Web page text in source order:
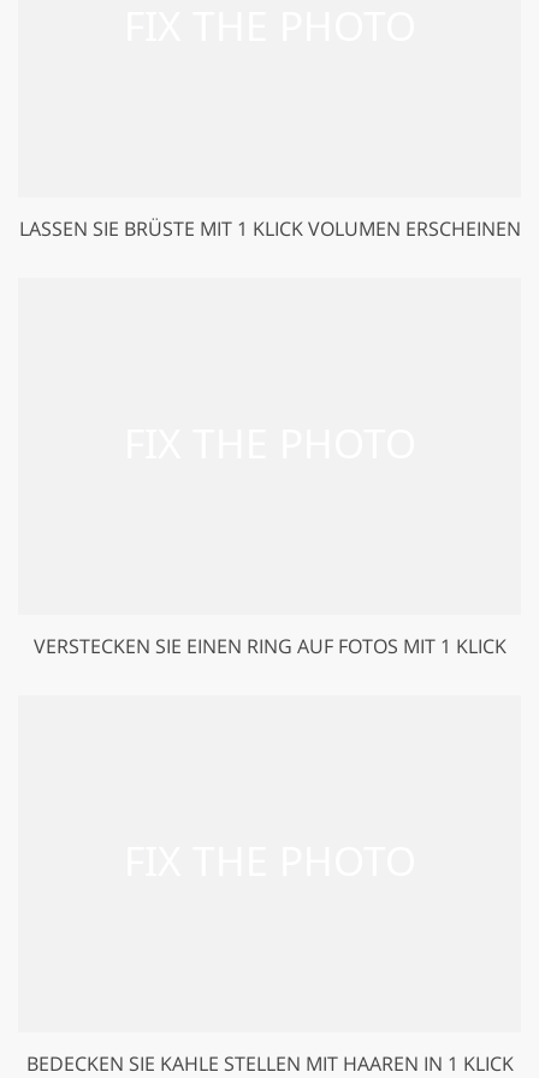
LASSEN SIE BRÜSTE MIT 1 KLICK VOLUMEN ERSCHEINEN
VERSTECKEN SIE EINEN RING AUF FOTOS MIT 1 KLICK
BEDECKEN SIE KAHLE STELLEN MIT HAAREN IN 1 KLICK